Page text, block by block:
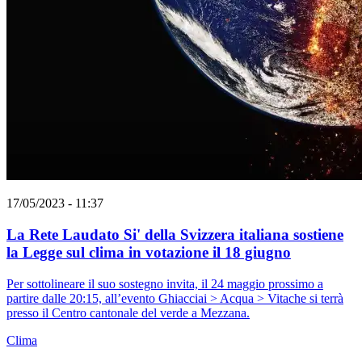
17/05/2023 - 11:37
La Rete Laudato Si' della Svizzera italiana sostiene
la Legge sul clima in votazione il 18 giugno
Per sottolineare il suo sostegno invita, il 24 maggio prossimo a
partire dalle 20:15, all’evento Ghiacciai > Acqua > Vitache si terrà
presso il Centro cantonale del verde a Mezzana.
Clima